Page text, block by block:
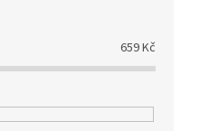
659Kč